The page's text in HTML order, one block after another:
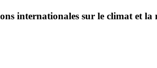
internationales sur le climat et la